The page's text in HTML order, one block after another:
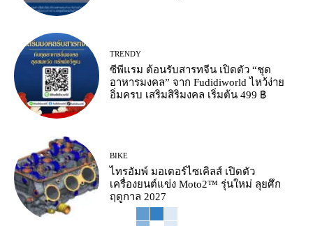
TRENDY
ซีพีแรม ต้อนรับสารทจีน เปิดตัว “ชุด
อาหารมงคล” จาก Fudidiworld ไหว้ง่าย
อิ่มครบ เสริมสิริมงคล เริ่มต้น 499 ฿
BIKE
ไทรอัมพ์ มอเตอร์ไซเคิลส์ เปิดตัว
เครื่องยนต์แข่ง Moto2™ รุ่นใหม่ ลุยศึก
ฤดูกาล 2027